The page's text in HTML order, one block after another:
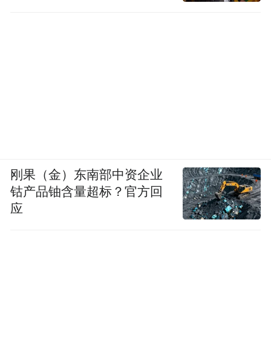
终审评委会名单(排名不分先后)
刚果（金）东南部中资企业
钴产品铀含量超标？官方回
应